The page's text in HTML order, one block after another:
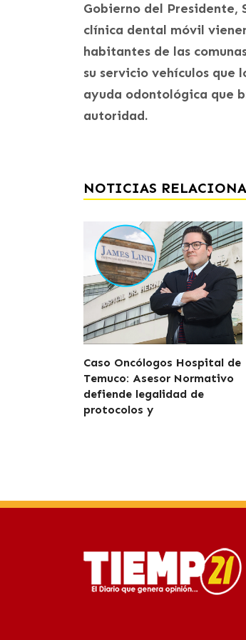
Gobierno del Presidente,
clínica dental móvil
habitantes de las
su servicio vehículos que
ayuda odontológica que
autoridad.
NOTICIAS
Caso Oncólogos Hospital de
Temuco: Asesor Normativo
defiende legalidad de
protocolos y